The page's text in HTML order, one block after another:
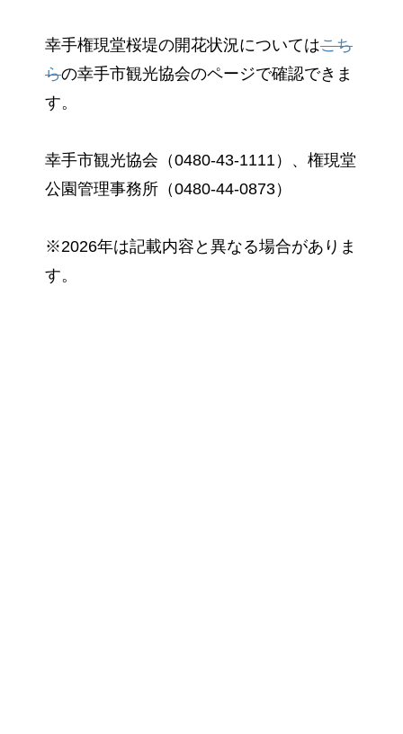
幸手権現堂桜堤の開花状況についてはこち
らの幸手市観光協会のページで確認できま
す。
幸手市観光協会（0480-43-1111）、権現堂
公園管理事務所（0480-44-0873）
※2026年は記載内容と異なる場合がありま
す。